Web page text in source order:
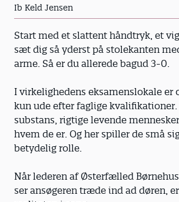
Ib Keld Jensen
Start med et slattent håndtryk, et
sæt dig så yderst på stolekanten
arme. Så er du allerede bagud 3-0.
I virkelighedens eksamenslokale er
kun ude efter faglige kvalifikationer.
substans, rigtige levende
hvem de er. Og her spiller de små
betydelig rolle.
Når lederen af Østerfælled
ser ansøgeren træde ind ad døren,